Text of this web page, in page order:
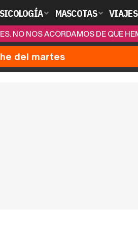
MASCOTAS VIAJES
NO NOS ACORDAMOS DE QUE
del martes